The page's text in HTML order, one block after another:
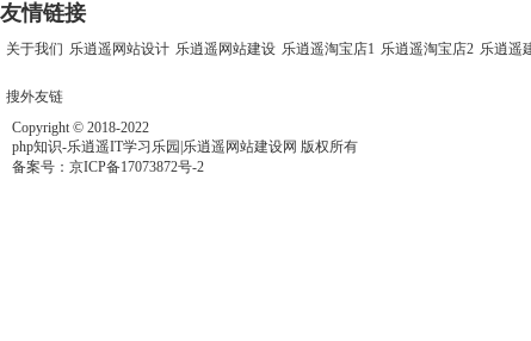
友情链接
关于我们 乐逍遥网站设计 乐逍遥网站建设 乐逍遥淘宝店1 乐逍遥淘宝店2 乐逍遥
搜外友链
Copyright © 2018-2022
php知识-乐逍遥IT学习乐园|乐逍遥网站建设网 版权所有
备案号： 京ICP备17073872号-2